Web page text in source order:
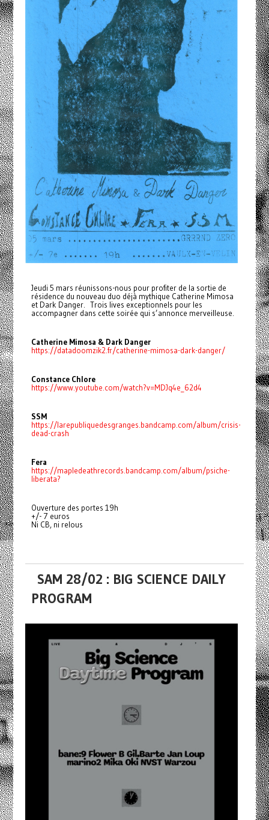
Jeudi 5 mars réunissons-nous pour profiter de la sortie de
résidence du nouveau duo déjà mythique Catherine Mimosa
et Dark Danger. Trois lives exceptionnels pour les
accompagner dans cette soirée qui s’annonce merveilleuse.
Catherine Mimosa & Dark Danger
https://datadoomzik2.fr/catherine-mimosa-dark-danger/
Constance Chlore
https://www.youtube.com/watch?v=MDJq4e_62d4
SSM
https://larepubliquedesgranges.bandcamp.com/album/crisis-
dead-crash
Fera
https://mapledeathrecords.bandcamp.com/album/psiche-
liberata?
Ouverture des portes 19h
+/- 7 euros
Ni CB, ni relous
SAM 28/02 : BIG SCIENCE DAILY
PROGRAM